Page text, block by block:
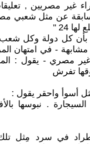
غير مصريين ,
عن مثل شعبي
24 "
بأن كل دولة وكل
مشابهة - في امتهان
مصري - يقول :
تفرش
أسوأ واحقر يقول :
. نبوسها
في سرد مِثل تلك